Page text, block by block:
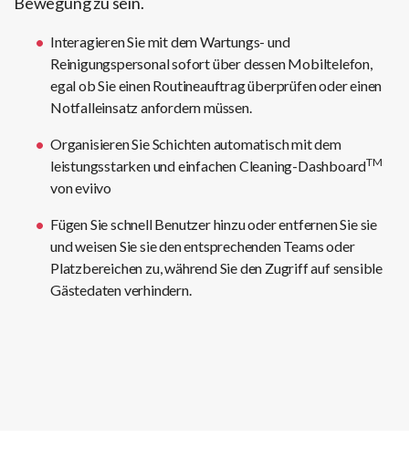
Interagieren Sie mit dem Wartungs- und
Reinigungspersonal sofort über dessen Mobiltelefon,
egal ob Sie einen Routineauftrag überprüfen oder einen
Notfalleinsatz anfordern müssen.
Organisieren Sie Schichten automatisch mit dem
leistungsstarken und einfachen Cleaning-DashboardTM
von eviivo
Fügen Sie schnell Benutzer hinzu oder entfernen Sie sie
und weisen Sie sie den entsprechenden Teams oder
Platzbereichen zu, während Sie den Zugriff auf sensible
Gästedaten verhindern.